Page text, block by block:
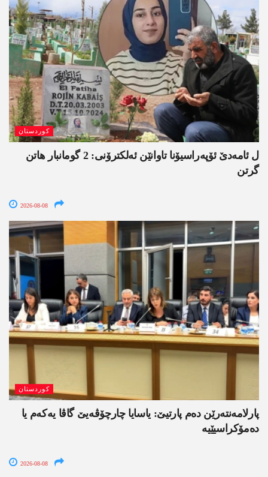
کوردستان
ل ئامەدێ ئۆپەراسیۆنا تاوانێن ئەلکترۆنی: 2 گومانبار ھاتن
گرتن
2026-08-08
کوردستان
پارلامەنتەرێن دەم پارتیێ: یاسایا چارچۆڤەیێ گاڤا یەکەم یا
دەمۆکراسیێیە
2026-08-08